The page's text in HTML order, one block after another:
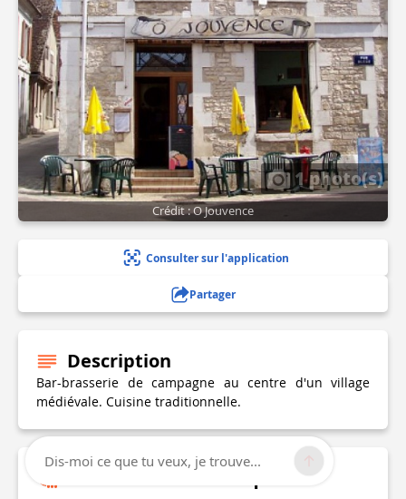
1 photo(s)
Crédit : O Jouvence
Consulter sur l'application
Partager
Description
Bar-brasserie de campagne au centre d'un village
médiévale. Cuisine traditionnelle.
Informations techniques
Dis-moi ce que tu veux, je trouve...